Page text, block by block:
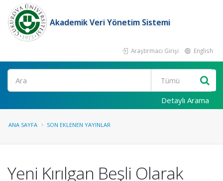
Akademik Veri Yönetim Sistemi
Araştırmacı Girişi English
Ara
Detaylı Arama
ANA SAYFA SON EKLENEN YAYINLAR
Yeni Kırılgan Beşli Olarak